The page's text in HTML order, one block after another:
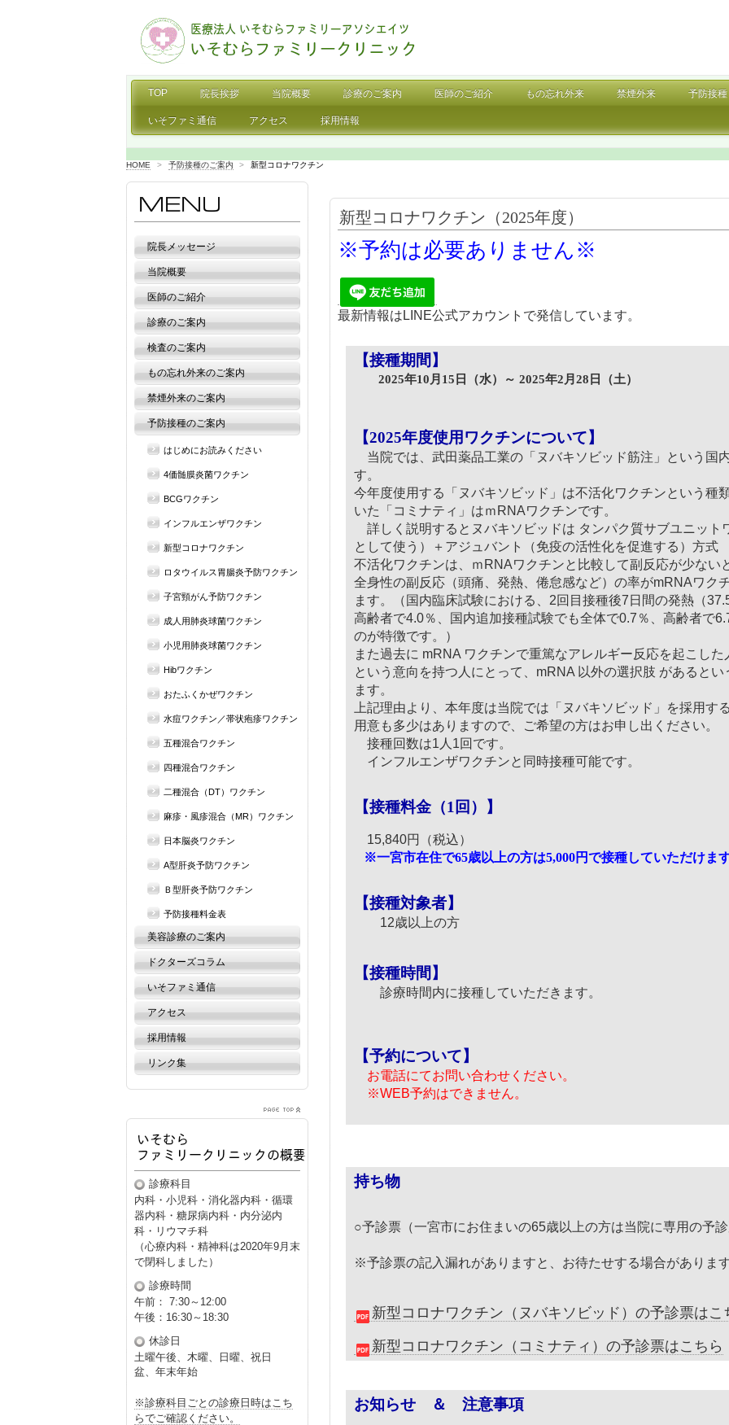
TOP 院長挨拶 当院概要 診療のご案内 医師のご紹介 もの忘れ外来 禁煙外来 予防接種
いそファミ通信 アクセス 採用情報
HOME > 予防接種のご案内 > 新型コロナワクチン
新型コロナワクチン（2025年度）
※予約は必要ありません※
最新情報はLINE公式アカウントで発信しています。
【接種期間】
2025年10月15日（水）～ 2025年2月28日（土）
【2025年度使用ワクチンについて】
当院では、武田薬品工業の「ヌバキソビッド筋注」という国
す。
今年度使用する「ヌバキソビッド」は不活化ワクチンという種
いた「コミナティ」はｍRNAワクチンです。
詳しく説明するとヌバキソビッドは タンパク質サブユニット
として使う）＋アジュバント（免疫の活性化を促進する）方式
不活化ワクチンは、ｍRNAワクチンと比較して副反応が少ない
全身性の副反応（頭痛、発熱、倦怠感など）の率がmRNAワク
ます。（国内臨床試験における、2回目接種後7日間の発熱（
高齢者で4.0％、国内追加接種試験でも全体で0.7％、高齢者で
のが特徴です。）
また過去に mRNA ワクチンで重篤なアレルギー反応を起こし
という意向を持つ人にとって、mRNA 以外の選択肢 があると
ます。
上記理由より、本年度は当院では「ヌバキソビッド」を採用す
用意も多少はありますので、ご希望の方はお申し出ください。
接種回数は1人1回です。
インフルエンザワクチンと同時接種可能です。
【接種料金（1回）】
15,840円（税込）
※一宮市在住で65歳以上の方は5,000円で接種していただけま
【接種対象者】
12歳以上の方
【接種時間】
診療時間内に接種していただきます。
【予約について】
お電話にてお問い合わせください。
※WEB予約はできません。
持ち物
○予診票（一宮市にお住まいの65歳以上の方は当院に専用の予
※予診票の記入漏れがありますと、お待たせする場合がありま
新型コロナワクチン（ヌバキソビッド）の予診票はこ
新型コロナワクチン（コミナティ）の予診票はこちら
お知らせ ＆ 注意事項
院長メッセージ
当院概要
医師のご紹介
診療のご案内
検査のご案内
もの忘れ外来のご案内
禁煙外来のご案内
予防接種のご案内
はじめにお読みください
4価髄膜炎菌ワクチン
BCGワクチン
インフルエンザワクチン
新型コロナワクチン
ロタウイルス胃腸炎予防ワクチン
子宮頸がん予防ワクチン
成人用肺炎球菌ワクチン
小児用肺炎球菌ワクチン
Hibワクチン
おたふくかぜワクチン
水痘ワクチン／帯状疱疹ワクチン
五種混合ワクチン
四種混合ワクチン
二種混合（DT）ワクチン
麻疹・風疹混合（MR）ワクチン
日本脳炎ワクチン
A型肝炎予防ワクチン
Ｂ型肝炎予防ワクチン
予防接種料金表
美容診療のご案内
ドクターズコラム
いそファミ通信
アクセス
採用情報
リンク集
診療科目
内科・小児科・消化器内科・循環
器内科・糖尿病内科・内分泌内
科・リウマチ科
（心療内科・精神科は2020年9月末
で閉科しました）
診療時間
午前： 7:30～12:00
午後：16:30～18:30
休診日
土曜午後、木曜、日曜、 祝日
盆、年末年始
※診療科目ごとの診療日時はこち
らでご確認ください。